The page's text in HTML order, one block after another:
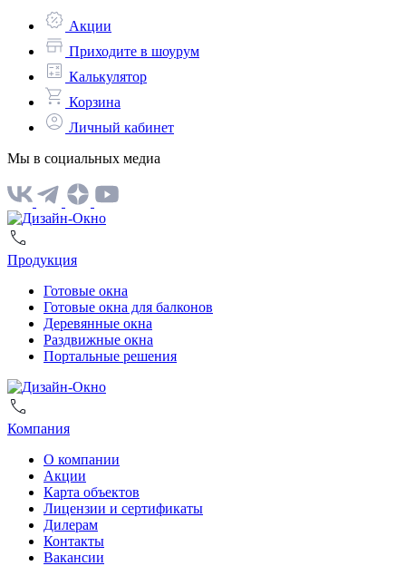
Акции
Приходите в шоурум
Калькулятор
Корзина
Личный кабинет
Мы в социальных медиа
Продукция
Готовые окна
Готовые окна для балконов
Деревянные окна
Раздвижные окна
Портальные решения
Компания
О компании
Акции
Карта объектов
Лицензии и сертификаты
Дилерам
Контакты
Вакансии